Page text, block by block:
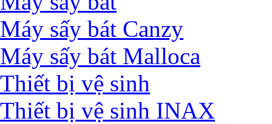
Máy sấy bát Canzy
Máy sấy bát Malloca
Thiết bị vệ sinh
Thiết bị vệ sinh INAX